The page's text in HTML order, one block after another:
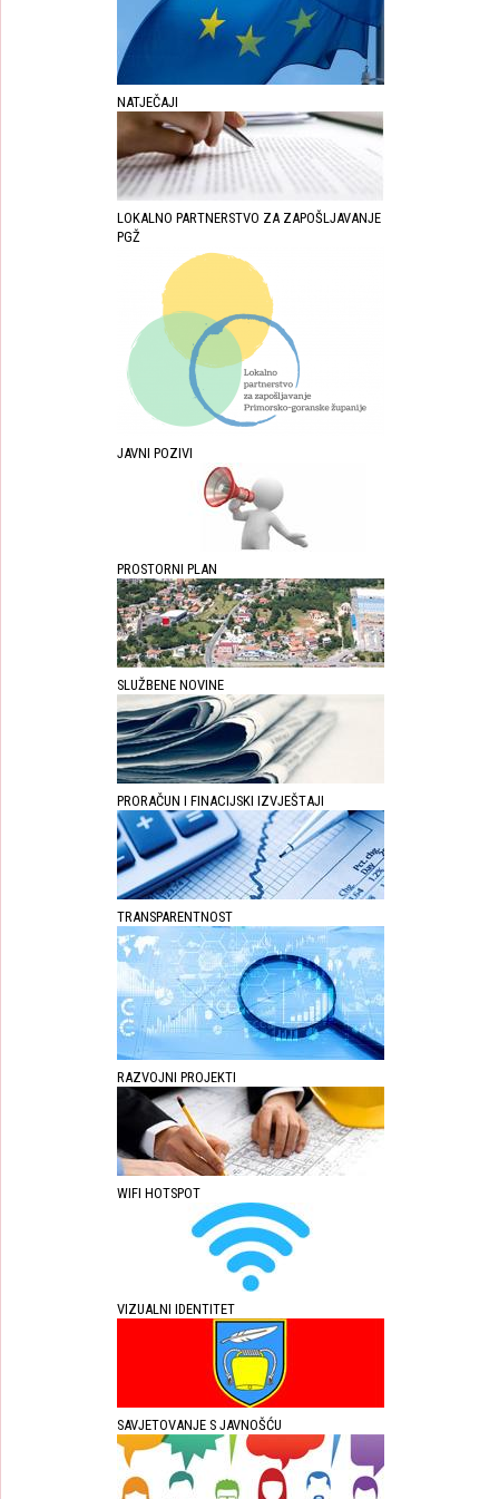
NATJEČAJI
LOKALNO PARTNERSTVO ZA ZAPOŠLJAVANJE
PGŽ
JAVNI POZIVI
PROSTORNI PLAN
SLUŽBENE NOVINE
PRORAČUN I FINACIJSKI IZVJEŠTAJI
TRANSPARENTNOST
RAZVOJNI PROJEKTI
WIFI HOTSPOT
VIZUALNI IDENTITET
SAVJETOVANJE S JAVNOŠĆU